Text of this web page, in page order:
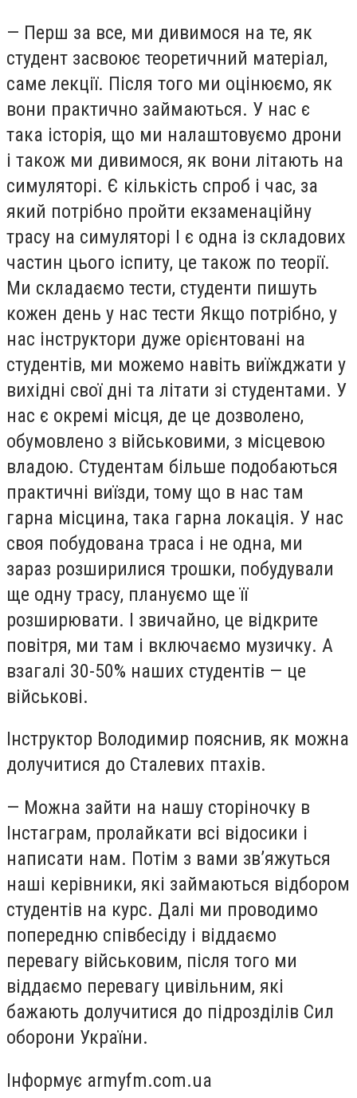
— Перш за все, ми дивимося на те, як
студент засвоює теоретичний матеріал,
саме лекції. Після того ми оцінюємо, як
вони практично займаються. У нас є
така історія, що ми налаштовуємо дрони
і також ми дивимося, як вони літають на
симуляторі. Є кількість спроб і час, за
який потрібно пройти екзаменаційну
трасу на симуляторі І є одна із складових
частин цього іспиту, це також по теорії.
Ми складаємо тести, студенти пишуть
кожен день у нас тести Якщо потрібно, у
нас інструктори дуже орієнтовані на
студентів, ми можемо навіть виїжджати у
вихідні свої дні та літати зі студентами. У
нас є окремі місця, де це дозволено,
обумовлено з військовими, з місцевою
владою. Студентам більше подобаються
практичні виїзди, тому що в нас там
гарна місцина, така гарна локація. У нас
своя побудована траса і не одна, ми
зараз розширилися трошки, побудували
ще одну трасу, плануємо ще її
розширювати. І звичайно, це відкрите
повітря, ми там і включаємо музичку. А
взагалі 30-50% наших студентів — це
військові.
Інструктор Володимир пояснив, як можна
долучитися до Сталевих птахів.
— Можна зайти на нашу сторіночку в
Інстаграм, пролайкати всі відосики і
написати нам. Потім з вами зв’яжуться
наші керівники, які займаються відбором
студентів на курс. Далі ми проводимо
попередню співбесіду і віддаємо
перевагу військовим, після того ми
віддаємо перевагу цивільним, які
бажають долучитися до підрозділів Сил
оборони України.
Інформує armyfm.com.ua